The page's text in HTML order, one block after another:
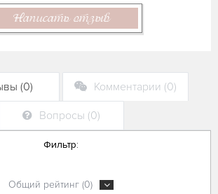
Написать отзыв
(0) Комментарии (0)
Вопросы (0)
Фильтр:
Общий рейтинг (0)